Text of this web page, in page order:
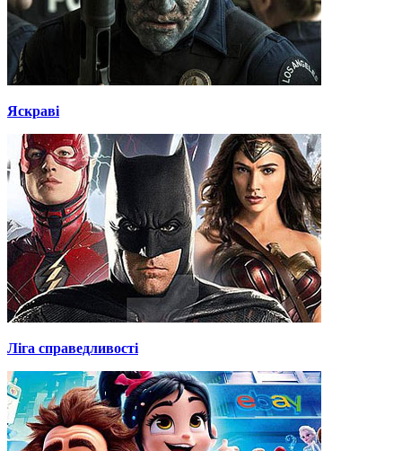
Яскраві
Ліга справедливості